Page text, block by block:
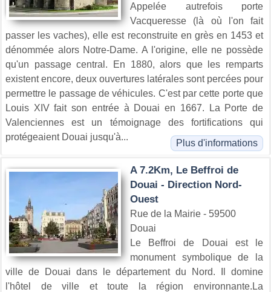
Appelée autrefois porte
Vacqueresse (là où l'on fait
passer les vaches), elle est reconstruite en grès en 1453 et
dénommée alors Notre-Dame. A l'origine, elle ne possède
qu'un passage central. En 1880, alors que les remparts
existent encore, deux ouvertures latérales sont percées pour
permettre le passage de véhicules. C'est par cette porte que
Louis XIV fait son entrée à Douai en 1667. La Porte de
Valenciennes est un témoignage des fortifications qui
protégeaient Douai jusqu'à...
Plus d'informations
A 7.2Km, Le Beffroi de
Douai - Direction Nord-
Ouest
Rue de la Mairie - 59500
Douai
Le Beffroi de Douai est le
monument symbolique de la
ville de Douai dans le département du Nord. Il domine
l'hôtel de ville et toute la région environnante.La